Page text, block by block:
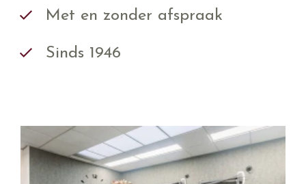
Met en zonder afspraak
Sinds 1946